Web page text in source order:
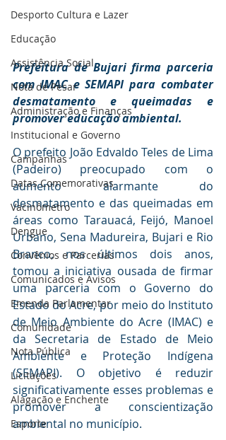
Desporto Cultura e Lazer
Educação
Assistência Social
Nota de Pesar
Administração e Finanças
Institucional e Governo
Campanhas
Datas Comemorativas
Vacinômetro
Dengue
Convênios e Parcerias
Comunicados e Avisos
Emenda Parlamentar
Comunidade
Nota Pública
Licitações
Alagação e Enchente
Esporte
Prefeitura de Bujari firma parceria
com IMAC e SEMAPI para combater
desmatamento e queimadas e
promover educação ambiental.
O prefeito João Edvaldo Teles de Lima
(Padeiro) preocupado com o
aumento alarmante do
desmatamento e das queimadas em
áreas como Tarauacá, Feijó, Manoel
Urbano, Sena Madureira, Bujari e Rio
Branco, nos últimos dois anos,
tomou a iniciativa ousada de firmar
uma parceria com o Governo do
Estado do Acre, por meio do Instituto
de Meio Ambiente do Acre (IMAC) e
da Secretaria de Estado de Meio
Ambiente e Proteção Indígena
(SEMAPI). O objetivo é reduzir
significativamente esses problemas e
promover a conscientização
ambiental no município.